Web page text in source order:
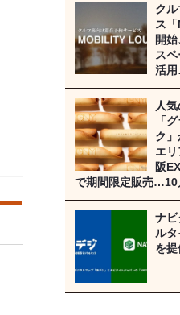
ク
ス
開
ス
活
人
「
ク
エ
阪
で期間限定販売…10
ナビ
ルタ
を